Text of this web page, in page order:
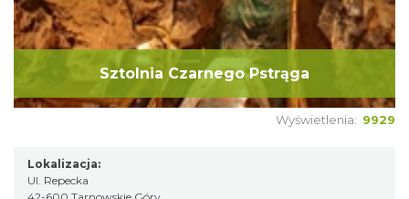
Sztolnia Czarnego Pstrąga
Wyświetlenia: 9929
Lokalizacja:
Ul. Repecka